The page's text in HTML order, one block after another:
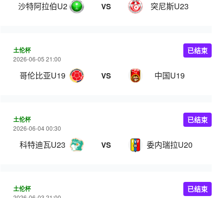
沙特阿拉伯U21 VS 突尼斯U23
土伦杯
2026-06-05 21:00
哥伦比亚U19 VS 中国U19
已结束
土伦杯
2026-06-04 00:30
科特迪瓦U23 VS 委内瑞拉U20
已结束
土伦杯 已结束